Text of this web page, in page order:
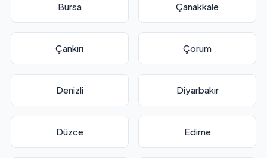
Bursa Çanakkale
Çankırı Çorum
Denizli Diyarbakır
Düzce Edirne